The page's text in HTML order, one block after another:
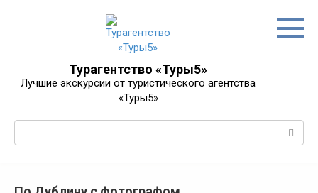
Турагентство «Туры5»
Лучшие экскурсии от туристического агентства
«Туры5»